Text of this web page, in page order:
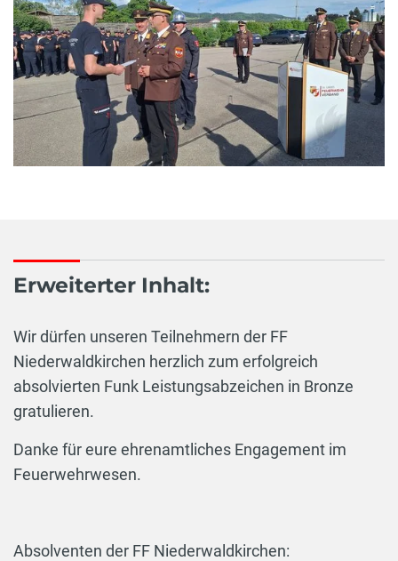
Erweiterter Inhalt:
Wir dürfen unseren Teilnehmern der FF
Niederwaldkirchen herzlich zum erfolgreich
absolvierten Funk Leistungsabzeichen in Bronze
gratulieren.
Danke für eure ehrenamtliches Engagement im
Feuerwehrwesen.
Absolventen der FF Niederwaldkirchen: